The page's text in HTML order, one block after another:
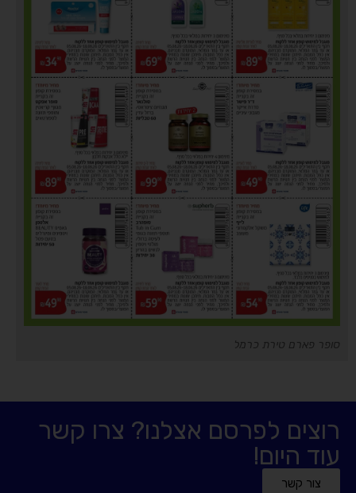
סופר פארם טירת כרמל
רוצים לפרסם אצלנו? צרו קשר
עוד היום!
צור קשר